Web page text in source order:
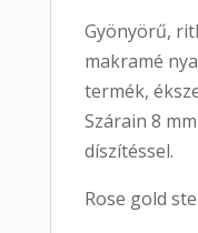
Gyönyörű,
makramé
termék,
Szárain 8
díszítéssel.
Rose gold